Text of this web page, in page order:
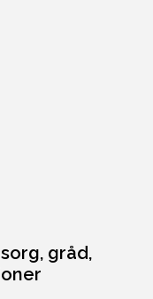
gråd,